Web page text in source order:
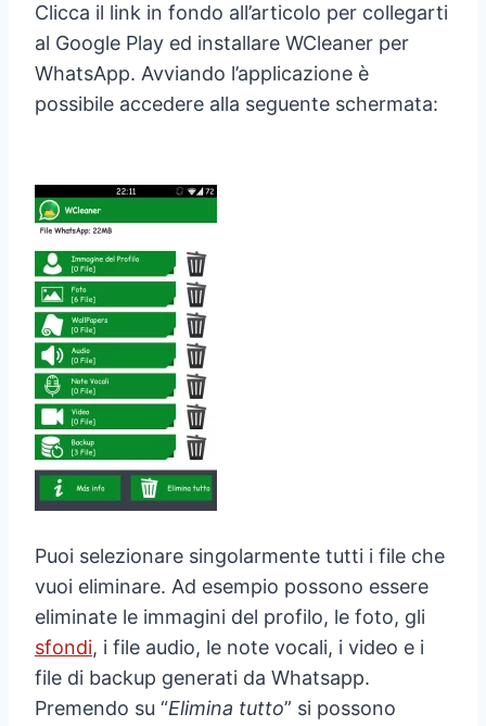
Clicca il link in fondo all’articolo per collegarti
al Google Play ed installare WCleaner per
WhatsApp. Avviando l’applicazione è
possibile accedere alla seguente schermata:
Puoi selezionare singolarmente tutti i file che
vuoi eliminare. Ad esempio possono essere
eliminate le immagini del profilo, le foto, gli
sfondi, i file audio, le note vocali, i video e i
file di backup generati da Whatsapp.
Premendo su “Elimina tutto” si possono